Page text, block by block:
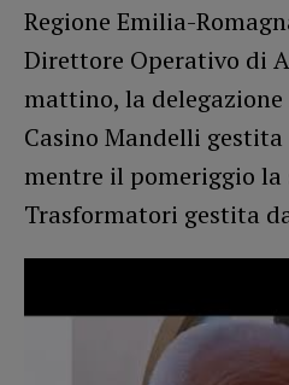
Regione Emilia-
Direttore Operativo di
mattino, la
Casino Mandelli gestita
mentre il pomeriggio la
Trasformatori gestita